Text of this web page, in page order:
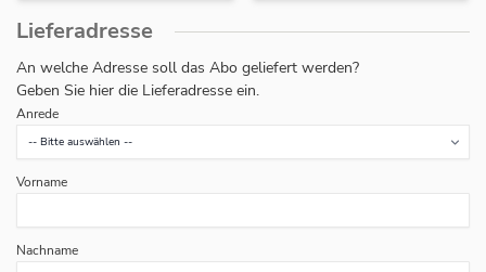
Lieferadresse
An welche Adresse soll das Abo geliefert werden?
Geben Sie hier die Lieferadresse ein.
Anrede
Vorname
Nachname